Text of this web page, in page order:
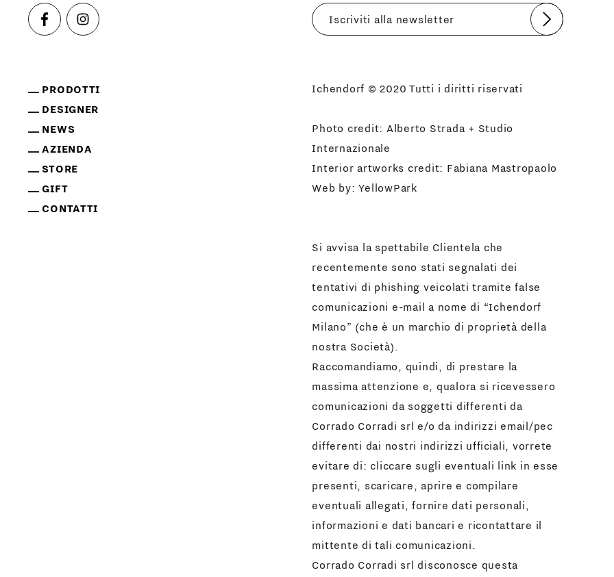
PRODOTTI
DESIGNER
NEWS
AZIENDA
STORE
GIFT
CONTATTI
Invia
Ichendorf © 2020 Tutti i diritti riservati
Photo credit: Alberto Strada + Studio
Internazionale
Interior artworks credit: Fabiana Mastropaolo
Web by:YellowPark
Si avvisa la spettabile Clientela che
recentemente sono stati segnalati dei
tentativi di phishing veicolati tramite false
comunicazioni e-mail a nome di “Ichendorf
Milano” (che è un marchio di proprietà della
nostra Società).
Raccomandiamo, quindi, di prestare la
massima attenzione e, qualora si ricevessero
comunicazioni da soggetti differenti da
Corrado Corradi srl e/o da indirizzi email/pec
differenti dai nostri indirizzi ufficiali, vorrete
evitare di: cliccare sugli eventuali link in esse
presenti, scaricare, aprire e compilare
eventuali allegati, fornire dati personali,
informazioni e dati bancari e ricontattare il
mittente di tali comunicazioni.
Corrado Corradi srl disconosce questa